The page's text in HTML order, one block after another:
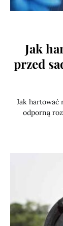
Jak
przed
Jak hartować
odporną